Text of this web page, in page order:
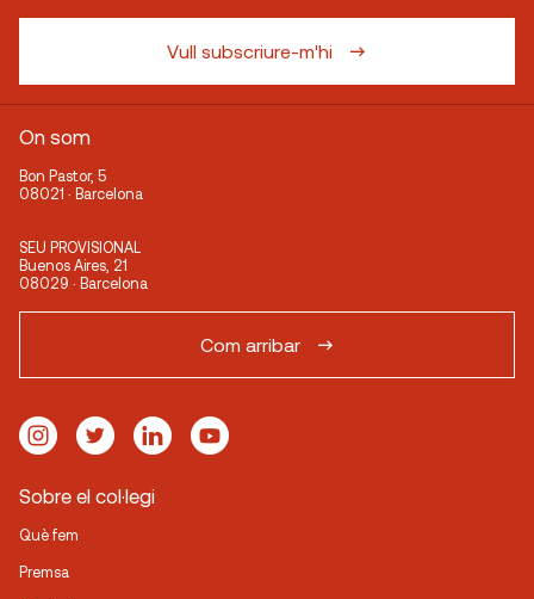
Vull subscriure-m'hi
On som
Bon Pastor, 5
08021 · Barcelona
SEU PROVISIONAL
Buenos Aires, 21
08029 · Barcelona
Com arribar
Sobre el col·legi
Què fem
Premsa